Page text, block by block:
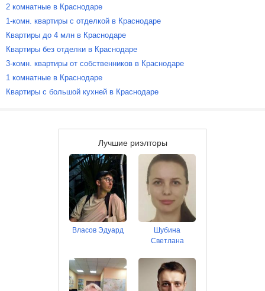
2 комнатные в Краснодаре
1-комн. квартиры с отделкой в Краснодаре
Квартиры до 4 млн в Краснодаре
Квартиры без отделки в Краснодаре
3-комн. квартиры от собственников в Краснодаре
1 комнатные в Краснодаре
Квартиры с большой кухней в Краснодаре
Лучшие риэлторы
Власов Эдуард
Шубина
Светлана